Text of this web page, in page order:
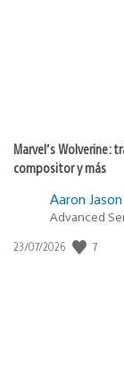
Marvel’s Wolverine:
compositor y más
Aaron
Advanced
Fecha
23/07/2026 7